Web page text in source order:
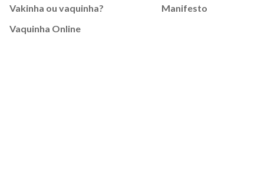
Vakinha ou vaquinha?
Vaquinha Online
Manifesto